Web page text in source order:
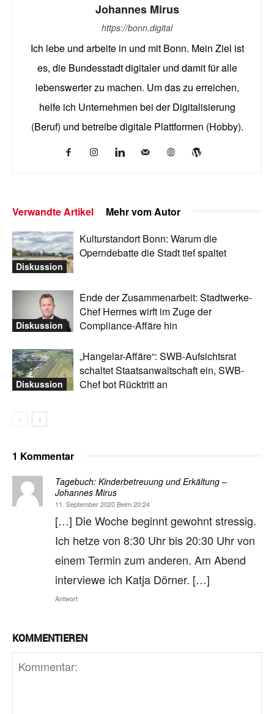
Johannes Mirus
https://bonn.digital
Ich lebe und arbeite in und mit Bonn. Mein Ziel ist
es, die Bundesstadt digitaler und damit für alle
lebenswerter zu machen. Um das zu erreichen,
helfe ich Unternehmen bei der Digitalisierung
(Beruf) und betreibe digitale Plattformen (Hobby).
Verwandte Artikel Mehr vom Autor
Diskussion
Kulturstandort Bonn: Warum die
Operndebatte die Stadt tief spaltet
Diskussion
Ende der Zusammenarbeit: Stadtwerke-
Chef Hermes wirft im Zuge der
Compliance-Affäre hin
Diskussion
„Hangelar-Affäre“: SWB-Aufsichtsrat
schaltet Staatsanwaltschaft ein, SWB-
Chef bot Rücktritt an
1 Kommentar
Tagebuch: Kinderbetreuung und Erkältung –
Johannes Mirus
11. September 2020 Beim 20:24
[…] Die Woche beginnt gewohnt stres­sig.
Ich het­ze von 8:30 Uhr bis 20:30 Uhr von
einem Ter­min zum ande­ren. Am Abend
inter­viewe ich Kat­ja Dör­ner. […]
Antwort
KOMMENTIEREN